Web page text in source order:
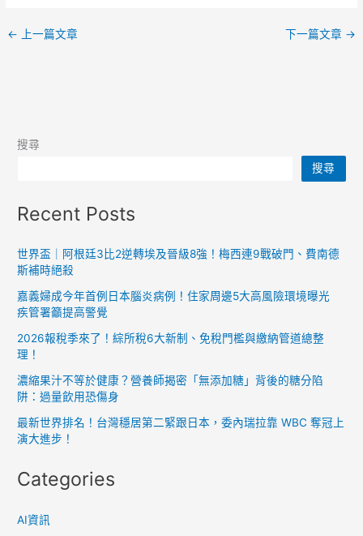
← 上一篇文章 下一篇文章 →
搜尋
搜尋
Recent Posts
世界盃｜阿根廷3比2逆轉埃及晉級8強！梅西連9戰破門、費南德
斯補時絕殺
嘉義婦成今年首例日本腦炎病例！住家周邊5大高風險環境曝光
疾管署籲提高警覺
2026報稅季來了！綜所稅6大新制、免稅門檻與繳納管道總整
理！
濃縮果汁不等於健康？營養師揭密「無添加糖」背後的糖分陷
阱：過量飲用恐傷身
最新世界排名！台灣穩居第二緊跟日本，委內瑞拉靠 WBC 奪冠上
演大進步！
Categories
AI資訊